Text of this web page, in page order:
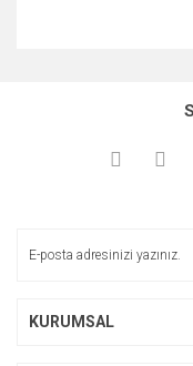
kullanarak tarafımıza
Görüş ve önerileriniz
Ürün
KURUMSAL